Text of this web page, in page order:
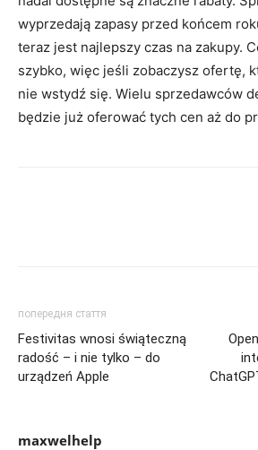
wyprzedają zapasy przed końcem
teraz jest najlepszy czas na zakupy.
szybko, więc jeśli zobaczysz ofertę,
nie wstydź się. Wielu sprzedawców
będzie już oferować tych cen aż do
попередня стаття
Festivitas wnosi świąteczną
radość – i nie tylko – do
urządzeń Apple
maxwelhelp